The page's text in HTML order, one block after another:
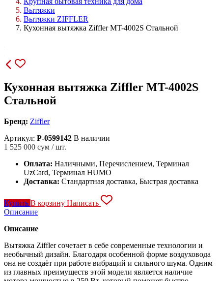
Вытяжки
Вытяжки ZIFFLER
Кухонная вытяжка Ziffler MT-4002S Стальной
Кухонная вытяжка Ziffler MT-4002S
Стальной
Бренд: Ziffler
Артикул: P-0599142 В наличии
1 525 000 сум / шт.
Оплата: Наличными, Перечислением, Терминал
UzCard, Терминал HUMO
Доставка: Стандартная доставка, Быстрая доставка
Купить В корзину Написать
Описание
Описание
Вытяжка Ziffler сочетает в себе современные технологии и
необычный дизайн. Благодаря особенной форме воздуховода
она не создаёт при работе вибраций и сильного шума. Одним
из главных преимуществ этой модели является наличие